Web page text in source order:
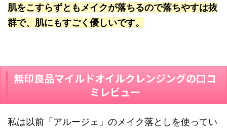
肌をこすらずともメイクが落ちるので落ちやすは抜
群で、肌にもすごく優しいです。
無印良品マイルドオイルクレンジングの口コ
ミレビュー
私は以前「アルージェ」のメイク落としを使ってい